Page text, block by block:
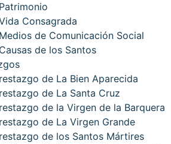
Patrimonio
Consagrada
Medios de Comunicación Social
Causas de los Santos
de La Bien Aparecida
de La Santa Cruz
de la Virgen de la Barquera
de La Virgen Grande
de los Santos Mártires